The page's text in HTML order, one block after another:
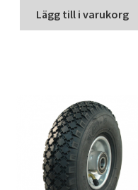
Lägg till i varukorg